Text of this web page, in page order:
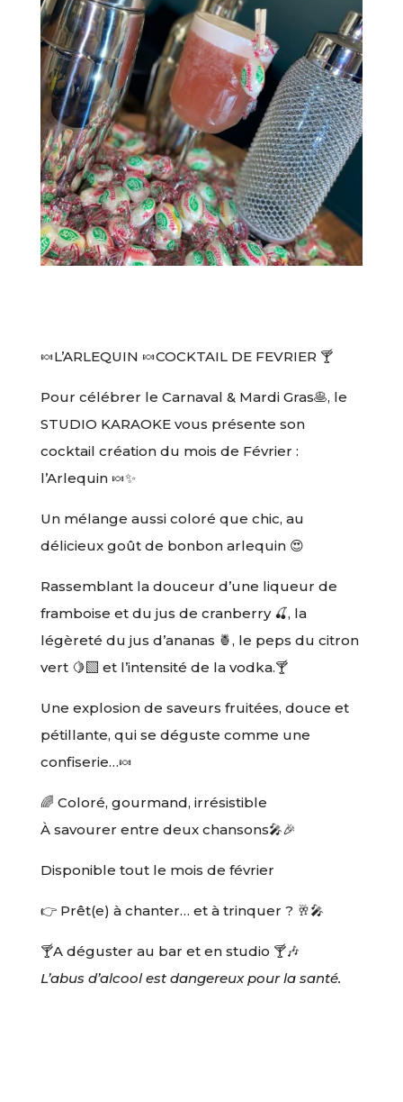
🍬L’ARLEQUIN 🍬COCKTAIL DE FEVRIER 🍸
Pour célébrer le Carnaval & Mardi Gras🥞, le
STUDIO KARAOKE vous présente son
cocktail création du mois de Février :
l’Arlequin 🍬✨
Un mélange aussi coloré que chic, au
délicieux goût de bonbon arlequin 😍
Rassemblant la douceur d’une liqueur de
framboise et du jus de cranberry 🍒, la
légèreté du jus d’ananas 🍍, le peps du citron
vert 🍋‍🟩 et l’intensité de la vodka.🍸
Une explosion de saveurs fruitées, douce et
pétillante, qui se déguste comme une
confiserie…🍬
🌈 Coloré, gourmand, irrésistible
À savourer entre deux chansons🎤🎉
Disponible tout le mois de février
👉 Prêt(e) à chanter… et à trinquer ? 🥂🎤
🍸A déguster au bar et en studio 🍸🎶
L’abus d’alcool est dangereux pour la santé.